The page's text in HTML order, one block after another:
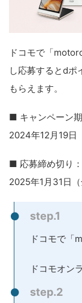
ドコモで「
し応募するとd
もらえます。
■ キャンペーン期
2024年12月19日
■ 応募締め切り：
2025年1月31日
step.1
ドコモで「
ドコモオン
step.2